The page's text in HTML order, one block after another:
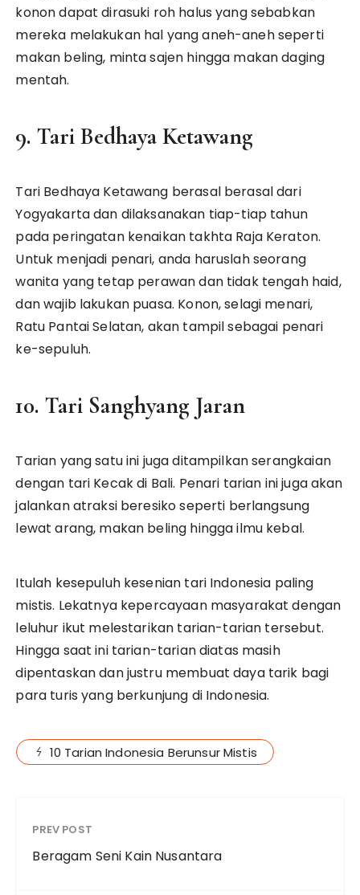
konon dapat dirasuki roh halus yang sebabkan
mereka melakukan hal yang aneh-aneh seperti
makan beling, minta sajen hingga makan daging
mentah.
9. Tari Bedhaya Ketawang
Tari Bedhaya Ketawang berasal berasal dari
Yogyakarta dan dilaksanakan tiap-tiap tahun
pada peringatan kenaikan takhta Raja Keraton.
Untuk menjadi penari, anda haruslah seorang
wanita yang tetap perawan dan tidak tengah haid,
dan wajib lakukan puasa. Konon, selagi menari,
Ratu Pantai Selatan, akan tampil sebagai penari
ke-sepuluh.
10. Tari Sanghyang Jaran
Tarian yang satu ini juga ditampilkan serangkaian
dengan tari Kecak di Bali. Penari tarian ini juga akan
jalankan atraksi beresiko seperti berlangsung
lewat arang, makan beling hingga ilmu kebal.
Itulah kesepuluh kesenian tari Indonesia paling
mistis. Lekatnya kepercayaan masyarakat dengan
leluhur ikut melestarikan tarian-tarian tersebut.
Hingga saat ini tarian-tarian diatas masih
dipentaskan dan justru membuat daya tarik bagi
para turis yang berkunjung di Indonesia.
10 Tarian Indonesia Berunsur Mistis
PREV POST
Beragam Seni Kain Nusantara